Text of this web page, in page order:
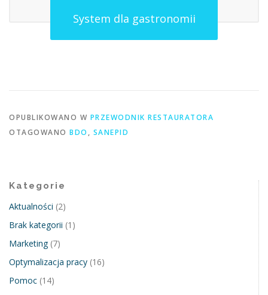
System dla gastronomii
OPUBLIKOWANO W PRZEWODNIK RESTAURATORA
OTAGOWANO BDO , SANEPID
Kategorie
Aktualności (2)
Brak kategorii (1)
Marketing(7)
Optymalizacja pracy (16)
Pomoc (14)